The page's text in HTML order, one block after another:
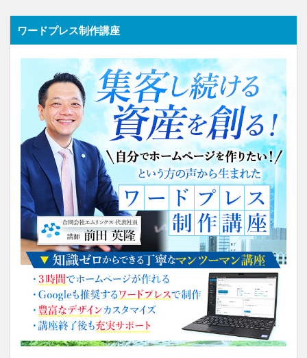
ワードプレス制作講座